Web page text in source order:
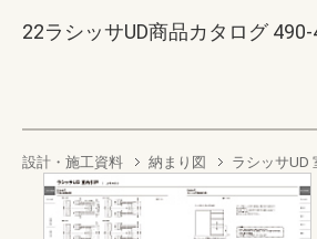
22ラシッサUD商品カタログ
設計・施工資料 納まり図 ラシッサUD